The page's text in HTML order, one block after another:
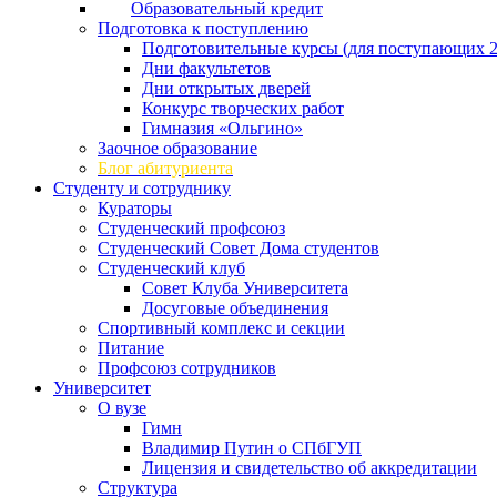
Образовательный кредит
Подготовка к поступлению
Подготовительные курсы (для поступающих
Дни факультетов
Дни открытых дверей
Конкурс творческих работ
Гимназия «Ольгино»
Заочное образование
Блог абитуриента
Студенту и сотруднику
Кураторы
Студенческий профсоюз
Студенческий Совет Дома студентов
Студенческий клуб
Совет Клуба Университета
Досуговые объединения
Спортивный комплекс и секции
Питание
Профсоюз сотрудников
Университет
О вузе
Гимн
Владимир Путин о СПбГУП
Лицензия и свидетельство об аккредитации
Структура